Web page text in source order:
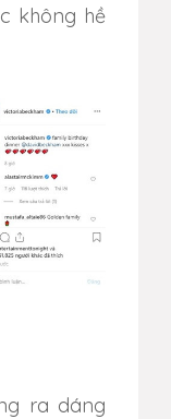
không hề
ra dáng